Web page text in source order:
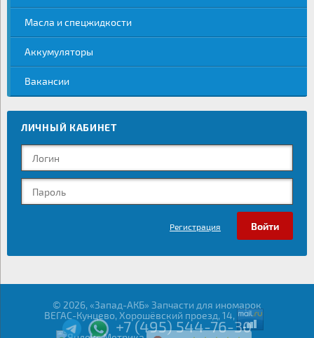
Масла и спецжидкости
Аккумуляторы
Вакансии
ЛИЧНЫЙ КАБИНЕТ
Регистрация
© 2026, «Запад-АКБ» Запчасти для иномарок
ВЕГАС-Кунцево, Хорошёвский проезд, 14,
+7 (495) 544-76-30